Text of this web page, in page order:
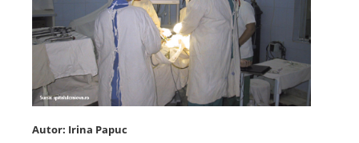
Autor: Irina Papuc